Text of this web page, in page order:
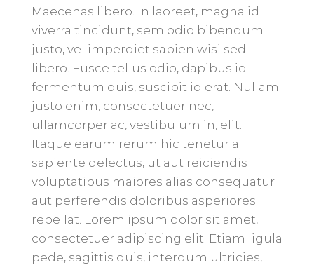
Maecenas libero. In laoreet, magna id
viverra tincidunt, sem odio bibendum
justo, vel imperdiet sapien wisi sed
libero. Fusce tellus odio, dapibus id
fermentum quis, suscipit id erat. Nullam
justo enim, consectetuer nec,
ullamcorper ac, vestibulum in, elit.
Itaque earum rerum hic tenetur a
sapiente delectus, ut aut reiciendis
voluptatibus maiores alias consequatur
aut perferendis doloribus asperiores
repellat. Lorem ipsum dolor sit amet,
consectetuer adipiscing elit. Etiam ligula
pede, sagittis quis, interdum ultricies,